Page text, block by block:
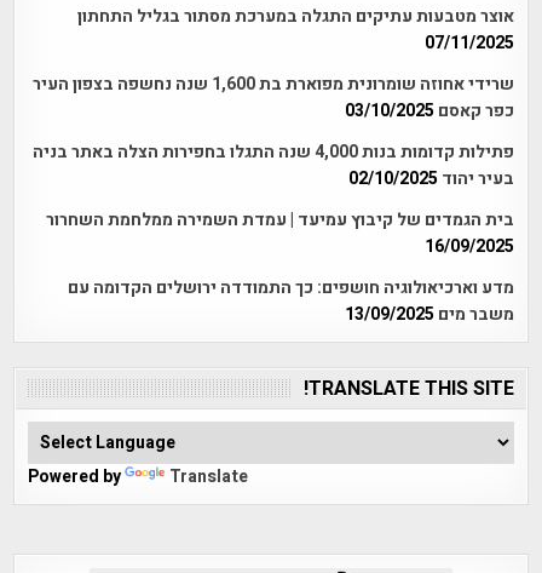
אוצר מטבעות עתיקים התגלה במערכת מסתור בגליל התחתון
07/11/2025
שרידי אחוזה שומרונית מפוארת בת 1,600 שנה נחשפה בצפון העיר
כפר קאסם 03/10/2025
פתילות קדומות בנות 4,000 שנה התגלו בחפירות הצלה באתר בניה
בעיר יהוד 02/10/2025
בית הגמדים של קיבוץ עמיעד | עמדת השמירה ממלחמת השחרור
16/09/2025
מדע וארכיאולוגיה חושפים: כך התמודדה ירושלים הקדומה עם
משבר מים 13/09/2025
TRANSLATE THIS SITE!
Powered by Translate